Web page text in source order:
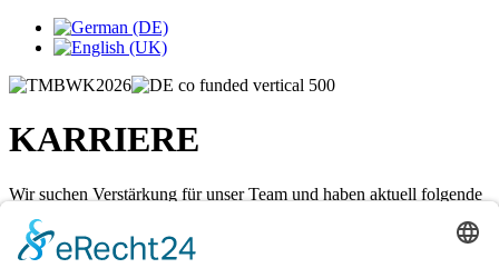
KARRIERE
Wir suchen Verstärkung für unser Team und haben aktuell folgende